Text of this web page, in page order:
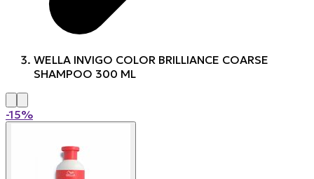
WELLA INVIGO COLOR BRILLIANCE COARSE
SHAMPOO 300 ML
-15%